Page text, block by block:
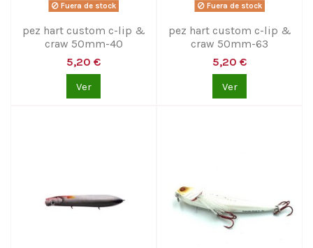
Fuera de stock
pez hart custom c-lip &
craw 50mm-40
5,20 €
Ver
Fuera de stock
pez hart custom c-lip &
craw 50mm-63
5,20 €
Ver